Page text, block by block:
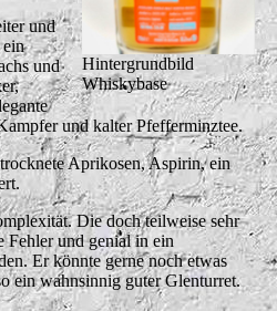
Hintergrundbild
Whiskybase
und
und
und kalter Pfefferminztee.
Aprikosen, Aspirin, ein
Die doch teilweise sehr
Fehler und genial in ein
Er könnte gerne noch etwas
ein wahnsinnig guter Glenturret.